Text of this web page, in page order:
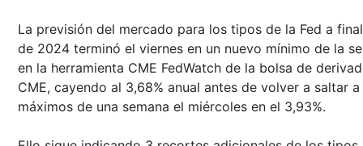
La previsión del mercado para los tipos de la Fed a
de 2024 terminó el viernes en un nuevo mínimo de la
en la herramienta CME FedWatch de la bolsa de
CME, cayendo al 3,68% anual antes de volver a saltar a
máximos de una semana el miércoles en el 3,93%.